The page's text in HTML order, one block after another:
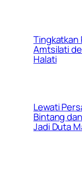
Tingkatkan
Amtsilati
Halati
Lewati
Bintang
Jadi Duta